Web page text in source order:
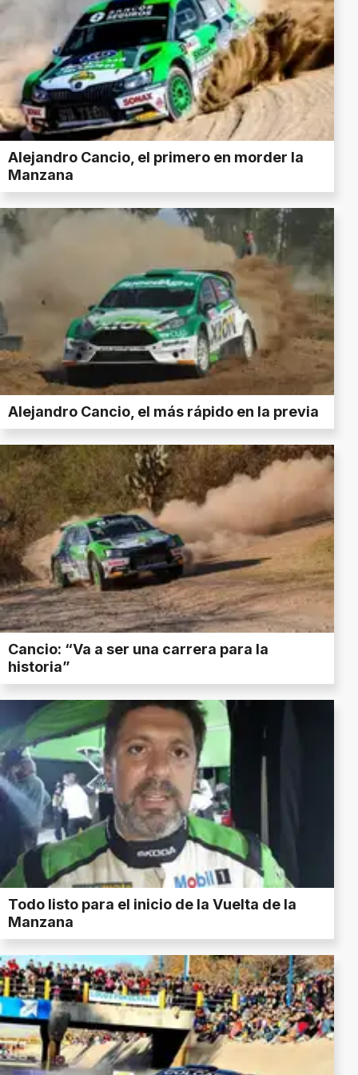
Alejandro Cancio, el primero en morder la
Manzana
Alejandro Cancio, el más rápido en la previa
Cancio: “Va a ser una carrera para la
historia”
Todo listo para el inicio de la Vuelta de la
Manzana